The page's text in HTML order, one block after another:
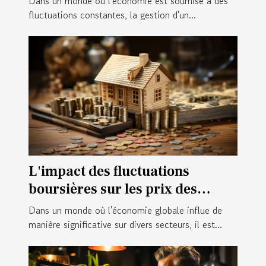
fluctuations constantes, la gestion d'un...
L'impact des fluctuations
boursières sur les prix des
matériaux de construction
Dans un monde où l'économie globale influe de
manière significative sur divers secteurs, il est...